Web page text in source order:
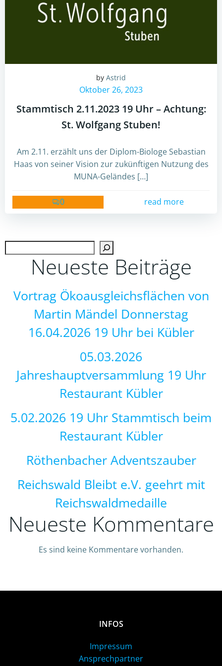
by Astrid
Oktober 26, 2023
Stammtisch 2.11.2023 19 Uhr – Achtung:
St. Wolfgang Stuben!
Am 2.11. erzählt uns der Diplom-Biologe Sebastian
Haas von seiner Vision zur zukünftigen Nutzung des
MUNA-Geländes […]
0 read more
Neueste Beiträge
Vortrag Ökoausgleichsflächen von
Martin Mändel Donnerstag
16.04.2026 19 Uhr bei Kübler
05.03.2026
Jahreshauptversammlung 19 Uhr
Restaurant Kübler
5.02.2026 19 Uhr Stammtisch beim
Restaurant Kübler
Röthenbacher Adventszauber
Reichswald Bleibt e.V. geehrt mit
Reichswaldmedaille
Neueste Kommentare
Es sind keine Kommentare vorhanden.
INFOS
Impressum
Ansprechpartner